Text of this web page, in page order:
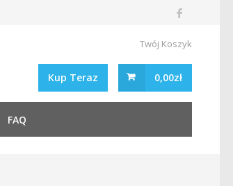
Twój Koszyk
0,00zł
Kup Teraz
FAQ